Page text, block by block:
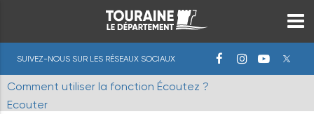
SUIVEZ-NOUS SUR LES RÉSEAUX SOCIAUX
Comment utiliser la fonction Écoutez ?
Ecouter